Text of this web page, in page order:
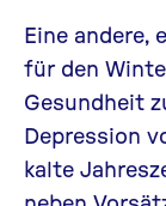
Eine
für den
Gesundheit
Depression
kalte